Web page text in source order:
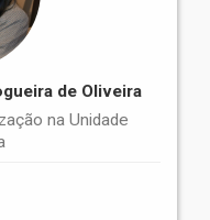
de Oliveira
na Unidade